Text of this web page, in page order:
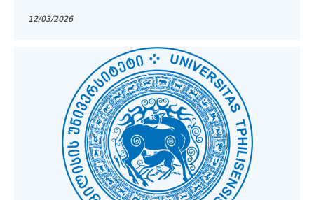
12/03/2026